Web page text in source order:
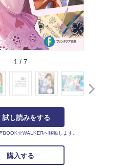
1 / 7
試し読みをする
BOOK☆WALKERへ移動します。
購入する